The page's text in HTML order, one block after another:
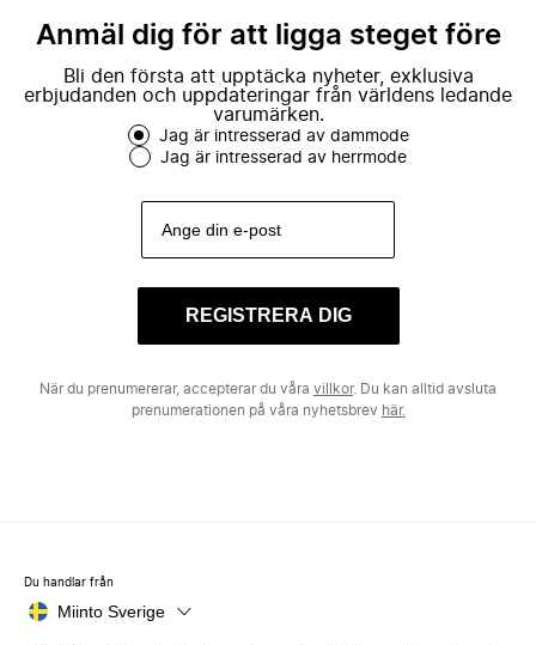
Anmäl dig för att ligga steget före
Bli den första att upptäcka nyheter, exklusiva
erbjudanden och uppdateringar från världens ledande
varumärken.
Jag är intresserad av dammode
Jag är intresserad av herrmode
REGISTRERA DIG
När du prenumererar, accepterar du våra villkor. Du kan alltid avsluta
prenumerationen på våra nyhetsbrev här.
Du handlar från
Miinto Sverige